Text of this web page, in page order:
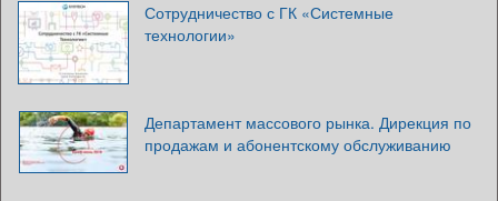
Сотрудничество с ГК «Системные
технологии»
Департамент массового рынка. Дирекция по
продажам и абонентскому обслуживанию